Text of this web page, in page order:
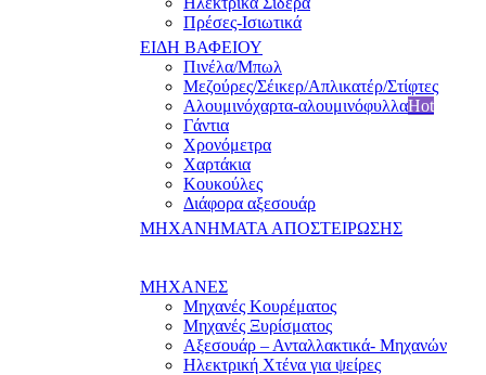
Πρέσες-Ισιωτικά
ΕΙΔΗ ΒΑΦΕΙΟΥ
Πινέλα/Μπωλ
Μεζούρες/Σέικερ/Απλικατέρ/Στίφτες
Αλουμινόχαρτα-αλουμινόφυλλαHot
Γάντια
Χρονόμετρα
Χαρτάκια
Κουκούλες
Διάφορα αξεσουάρ
ΜΗΧΑΝΗΜΑΤΑ ΑΠΟΣΤΕΙΡΩΣΗΣ
ΜΗΧΑΝΕΣ
Μηχανές Κουρέματος
Μηχανές Ξυρίσματος
Αξεσουάρ – Ανταλλακτικά- Μηχανών
Ηλεκτρική Χτένα για ψείρες